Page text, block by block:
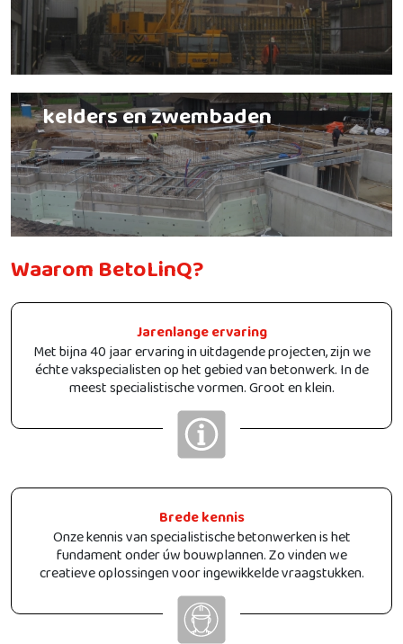
kelders en zwembaden
Waarom BetoLinQ?
Jarenlange ervaring
Met bijna 40 jaar ervaring in uitdagende projecten, zijn we
échte vakspecialisten op het gebied van betonwerk. In de
meest specialistische vormen. Groot en klein.
Brede kennis
Onze kennis van specialistische betonwerken is het
fundament onder úw bouwplannen. Zo vinden we
creatieve oplossingen voor ingewikkelde vraagstukken.